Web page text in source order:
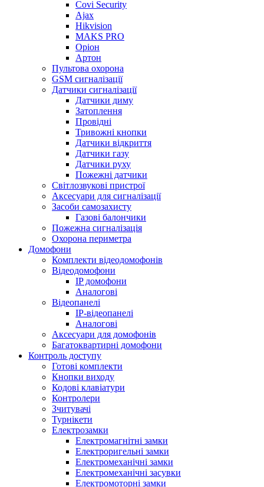
Covi Security
Ajax
Hikvision
MAKS PRO
Оріон
Артон
Пультова охорона
GSM сигналізації
Датчики сигналізації
Датчики диму
Затоплення
Провідні
Тривожні кнопки
Датчики відкриття
Датчики газу
Датчики руху
Пожежні датчики
Світлозвукові пристрої
Аксесуари для сигналізації
Засоби самозахисту
Газові балончики
Пожежна сигналізація
Охорона периметра
Домофони
Комплекти відеодомофонів
Відеодомофони
IP домофони
Аналогові
Відеопанелі
IP-відеопанелі
Аналогові
Аксесуари для домофонів
Багатоквартирні домофони
Контроль доступу
Готові комплекти
Кнопки виходу
Кодові клавіатури
Контролери
Зчитувачі
Турнікети
Електрозамки
Електромагнітні замки
Електроригельні замки
Електромеханічні замки
Електромеханічні засувки
Електромоторні замки